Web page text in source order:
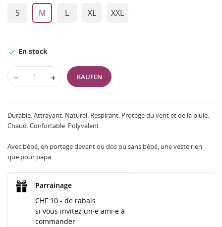
S M L XL XXL
 En stock
KAUFEN
Durable. Attrayant. Naturel. Respirant. Protège du vent et de la pluie.
Chaud. Confortable. Polyvalent.
Avec bébé, en portage devant ou dos ou sans bébé, une veste rien
que pour papa.
Parrainage
CHF 10.- de rabais
si vous invitez un·e ami·e à
commander